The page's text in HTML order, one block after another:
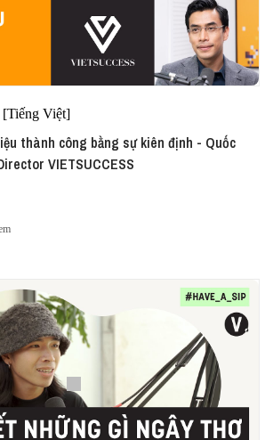
[Tiếng Việt]
thành công bằng sự kiên định - Quốc
VIETSUCCESS